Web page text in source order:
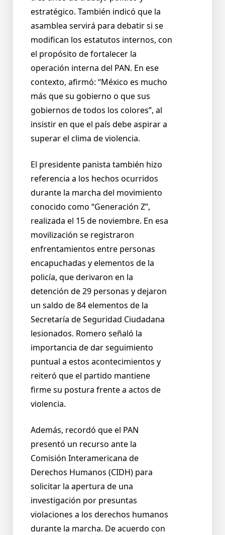
estratégico. También indicó que la
asamblea servirá para debatir si se
modifican los estatutos internos, con
el propósito de fortalecer la
operación interna del PAN. En ese
contexto, afirmó: “México es mucho
más que su gobierno o que sus
gobiernos de todos los colores”, al
insistir en que el país debe aspirar a
superar el clima de violencia.
El presidente panista también hizo
referencia a los hechos ocurridos
durante la marcha del movimiento
conocido como “Generación Z”,
realizada el 15 de noviembre. En esa
movilización se registraron
enfrentamientos entre personas
encapuchadas y elementos de la
policía, que derivaron en la
detención de 29 personas y dejaron
un saldo de 84 elementos de la
Secretaría de Seguridad Ciudadana
lesionados. Romero señaló la
importancia de dar seguimiento
puntual a estos acontecimientos y
reiteró que el partido mantiene
firme su postura frente a actos de
violencia.
Además, recordó que el PAN
presentó un recurso ante la
Comisión Interamericana de
Derechos Humanos (CIDH) para
solicitar la apertura de una
investigación por presuntas
violaciones a los derechos humanos
durante la marcha. De acuerdo con